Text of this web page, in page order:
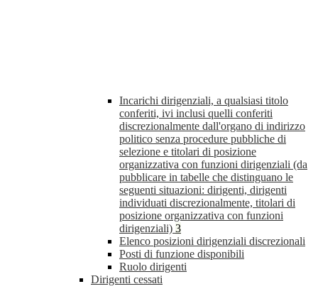
Incarichi dirigenziali, a qualsiasi titolo
conferiti, ivi inclusi quelli conferiti
discrezionalmente dall'organo di indirizzo
politico senza procedure pubbliche di
selezione e titolari di posizione
organizzativa con funzioni dirigenziali (da
pubblicare in tabelle che distinguano le
seguenti situazioni: dirigenti, dirigenti
individuati discrezionalmente, titolari di
posizione organizzativa con funzioni
dirigenziali) 3
Elenco posizioni dirigenziali discrezionali
Posti di funzione disponibili
Ruolo dirigenti
Dirigenti cessati